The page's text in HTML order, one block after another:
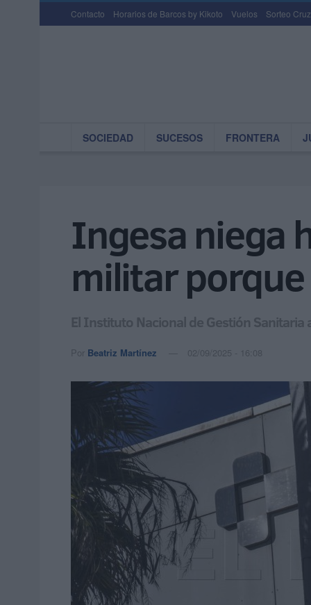
Contacto Horarios de Barcos by Kikoto Vuelos Sorteo
SOCIEDAD SUCESOS FRONTERA
Ingesa niega
militar
El Instituto Nacional de Gestión
Por Beatriz Martínez 02/09/2025 - 16:08